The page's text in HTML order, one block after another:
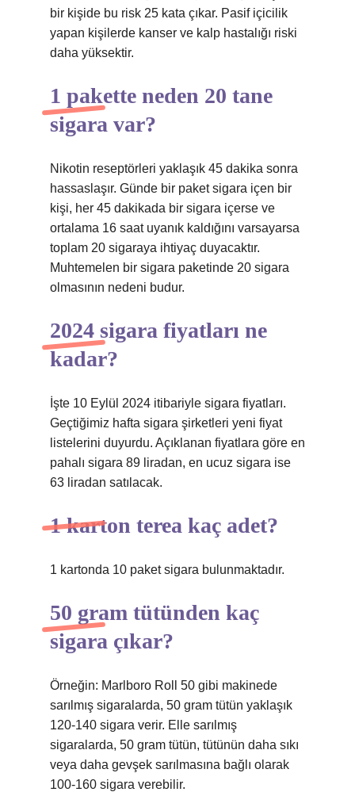
bir kişide bu risk 25 kata çıkar. Pasif içicilik
yapan kişilerde kanser ve kalp hastalığı riski
daha yüksektir.
1 pakette neden 20 tane
sigara var?
Nikotin reseptörleri yaklaşık 45 dakika sonra
hassaslaşır. Günde bir paket sigara içen bir
kişi, her 45 dakikada bir sigara içerse ve
ortalama 16 saat uyanık kaldığını varsayarsa
toplam 20 sigaraya ihtiyaç duyacaktır.
Muhtemelen bir sigara paketinde 20 sigara
olmasının nedeni budur.
2024 sigara fiyatları ne
kadar?
İşte 10 Eylül 2024 itibariyle sigara fiyatları.
Geçtiğimiz hafta sigara şirketleri yeni fiyat
listelerini duyurdu. Açıklanan fiyatlara göre en
pahalı sigara 89 liradan, en ucuz sigara ise
63 liradan satılacak.
1 karton terea kaç adet?
1 kartonda 10 paket sigara bulunmaktadır.
50 gram tütünden kaç
sigara çıkar?
Örneğin: Marlboro Roll 50 gibi makinede
sarılmış sigaralarda, 50 gram tütün yaklaşık
120-140 sigara verir. Elle sarılmış
sigaralarda, 50 gram tütün, tütünün daha sıkı
veya daha gevşek sarılmasına bağlı olarak
100-160 sigara verebilir.